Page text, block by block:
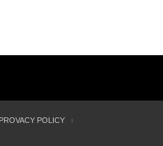
PROVACY POLICY